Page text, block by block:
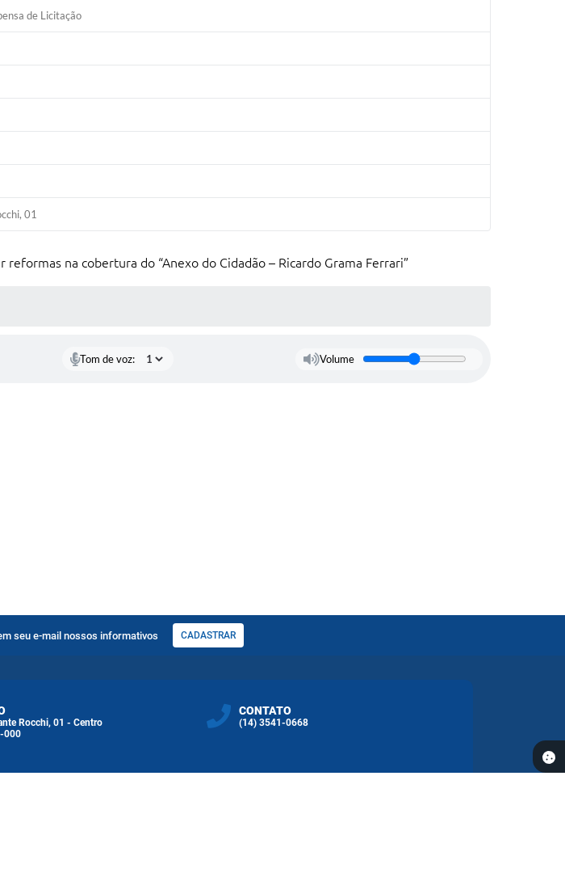
de Licitação
01
na cobertura do “Anexo do Cidadão – Ricardo Grama Ferrari”
Tom de voz: Volume
seu e-mail nossos informativos CADASTRAR
Rocchi, 01 - Centro
000
CONTATO
(14) 3541-0668